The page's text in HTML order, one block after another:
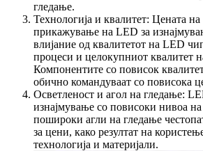
гледање.
Технологија и квалитет: Цената на
прикажување на LED за
влијание од квалитетот на LED
процеси и целокупниот квалитет
Компонентите со повисок
обично командуваат со повисока
Осветленост и агол на гледање:
изнајмување со повисоки нивоа на
пошироки агли на гледање
за цени, како резултат на
технологија и материјали.